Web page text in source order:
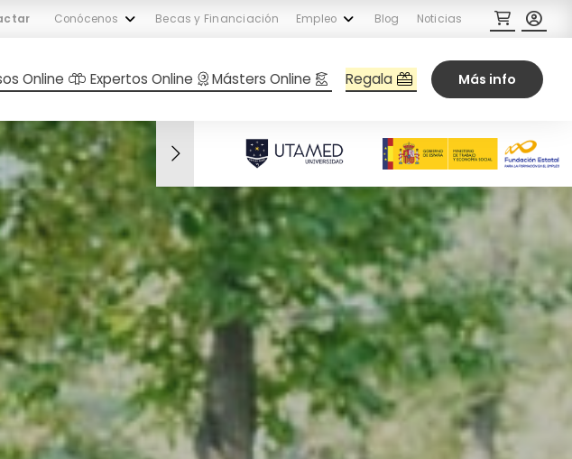
Conócenos Becas y Financiación Empleo Blog Noticias
Online Expertos Online Másters Online Regala Más info